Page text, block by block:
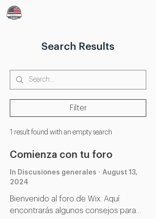
Search Results
Filter
1 result found with an empty search
Comienza con tu foro
In Discusiones generales · August 13,
2024
Bienvenido al foro de Wix. Aquí
encontrarás algunos consejos para